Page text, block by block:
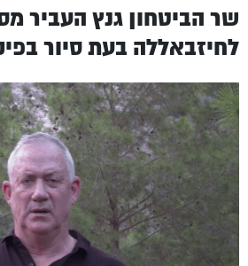
שר הביטחון גנץ העביר
לחיזבאללה בעת סיור